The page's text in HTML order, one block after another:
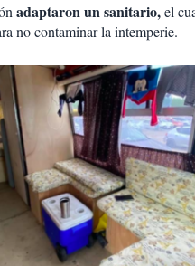
adaptaron un sanitario,el
no contaminar la intemperie.